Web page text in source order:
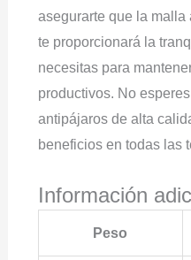
asegurarte que la malla
te proporcionará la
necesitas para
productivos. No
antipájaros de alta
beneficios en todas las
Información
Peso